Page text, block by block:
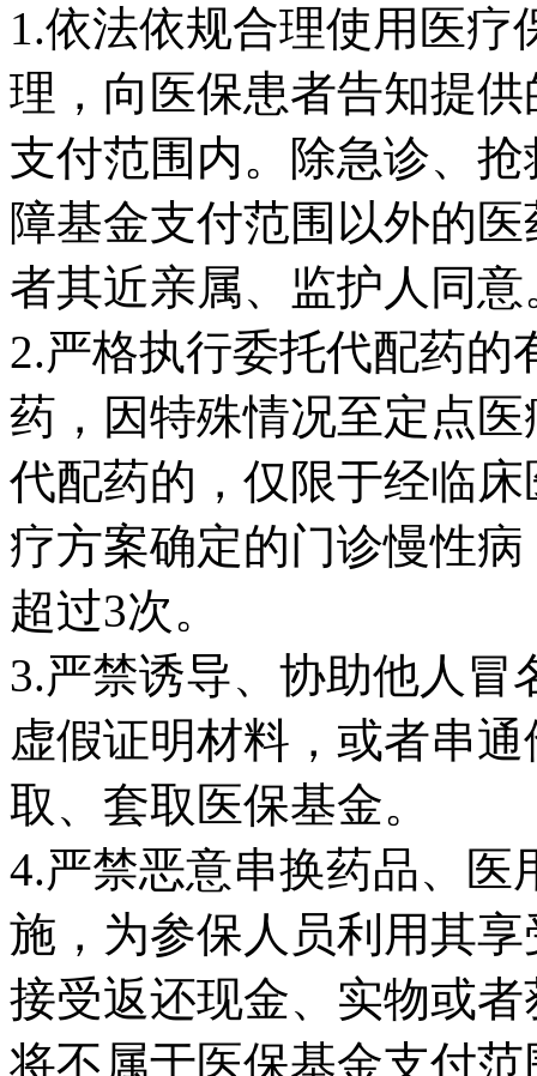
1.依法依规合理使用医
理，向医保患者告知提
支付范围内。除急诊、
障基金支付范围以外的
者其近亲属、监护人同意
2.严格执行委托代配药的
药，因特殊情况至定点
代配药的，仅限于经临
疗方案确定的门诊慢性
超过3次。
3.严禁诱导、协助他人
虚假证明材料，或者串
取、套取医保基金。
4.严禁恶意串换药品、医
施，为参保人员利用其
接受返还现金、实物或
将不属于医保基金支付